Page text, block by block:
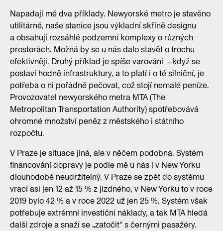
Napadají mě dva příklady. Newyorské metro je stavěno
utilitárně, naše stanice jsou výkladní skříně designu
a obsahují rozsáhlé podzemní komplexy o různých
prostorách. Možná by se u nás dalo stavět o trochu
efektivněji. Druhý příklad je spíše varování – když se
postaví hodně infrastruktury, a to platí i o té silniční, je
potřeba o ni pořádně pečovat, což stojí nemalé peníze.
Provozovatel newyorského metra MTA (The
Metropolitan Transportation Authority) spotřebovává
ohromné množství peněz z městského i státního
rozpočtu.
V Praze je situace jiná, ale v něčem podobná. Systém
financování dopravy je podle mě u nás i v New Yorku
dlouhodobě neudržitelný. V Praze se zpět do systému
vrací asi jen 12 až 15 % z jízdného, v New Yorku to v roce
2019 bylo 42 % a v roce 2022 už jen 25 %. Systém však
potřebuje extrémní investiční náklady, a tak MTA hledá
další zdroje a snaží se „zatočit“ s černými pasažéry.